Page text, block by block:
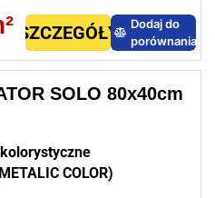
SZCZEGÓŁY
Dodaj do
porównania
SOLO 80x40cm
COLOR)